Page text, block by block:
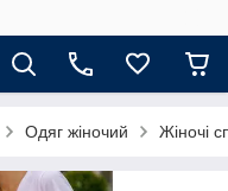
Одяг жіночий Жіночі